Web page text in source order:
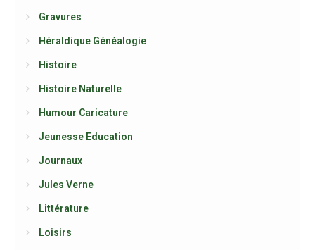
Gravures
Héraldique Généalogie
Histoire
Histoire Naturelle
Humour Caricature
Jeunesse Education
Journaux
Jules Verne
Littérature
Loisirs